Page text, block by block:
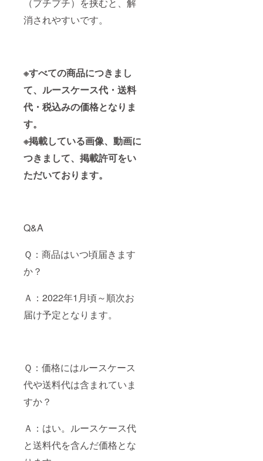
消されやすいです。
※すべての商品につきまし
て、ルースケース代・送料
代・税込みの価格となりま
す。
※掲載している画像、動画に
つきまして、掲載許可をい
ただいております。
Q&A
Ｑ：商品はいつ頃届きます
か？
Ａ：2022年1月頃～順次お
届け予定となります。
Ｑ：価格にはルースケース
代や送料代は含まれていま
すか？
Ａ：はい。ルースケース代
と送料代を含んだ価格とな